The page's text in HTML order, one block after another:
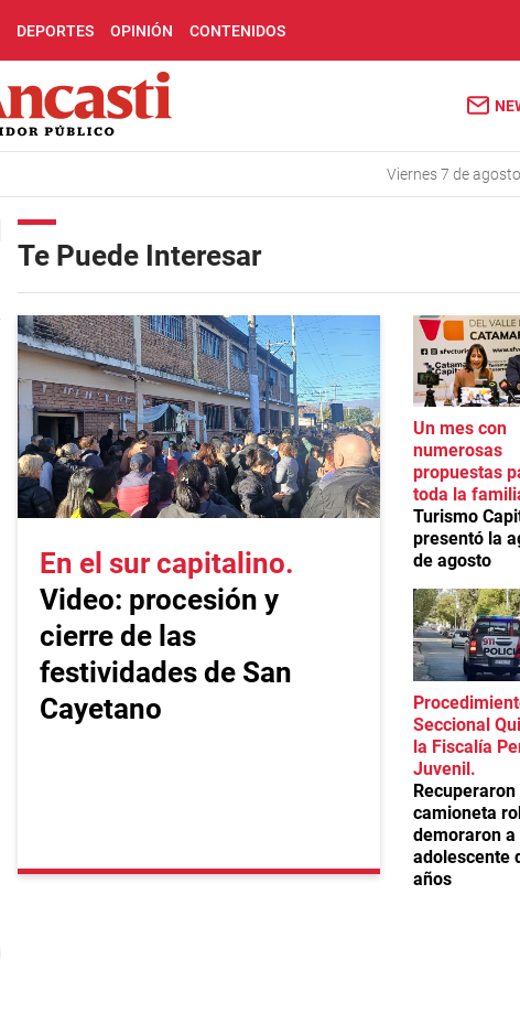
DEPORTES OPINIÓN CONTENIDOS
viernes 7 de
Te Puede Interesar
En el sur capitalino
Video: procesión y
cierre de las
festividades de San
Cayetano
Un mes con
numerosas
propuestas
toda la
Turismo
presentó la
de agosto
Seccional
la Fiscalía
Juvenil
Recuperaron
camioneta
demoraron a
adolescente
años